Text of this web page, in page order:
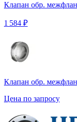
Клапан обр.
1 584 ₽
Клапан обр.
Цена по запросу